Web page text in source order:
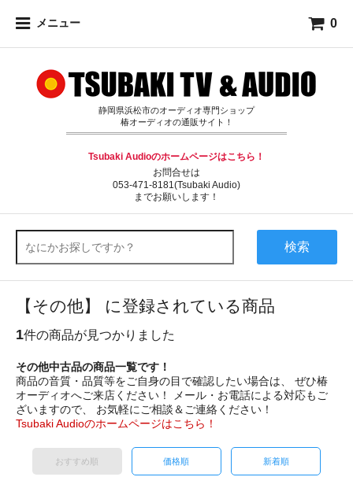
メニュー 0
静岡県浜松市のオーディオ専門ショップ
椿オーディオの通販サイト！
Tsubaki Audioのホームページはこちら！
お問合せは
053-471-8181(Tsubaki Audio)
までお願いします！
検索
【その他】 に登録されている商品
1件の商品が見つかりました
その他中古品の商品一覧です！
商品の音質・品質等をご自身の目で確認したい場合は、 ぜひ椿
オーディオへご来店ください！ メール・お電話による対応もご
ざいますので、 お気軽にご相談＆ご連絡ください！
Tsubaki Audioのホームページはこちら！
おすすめ順 価格順 新着順